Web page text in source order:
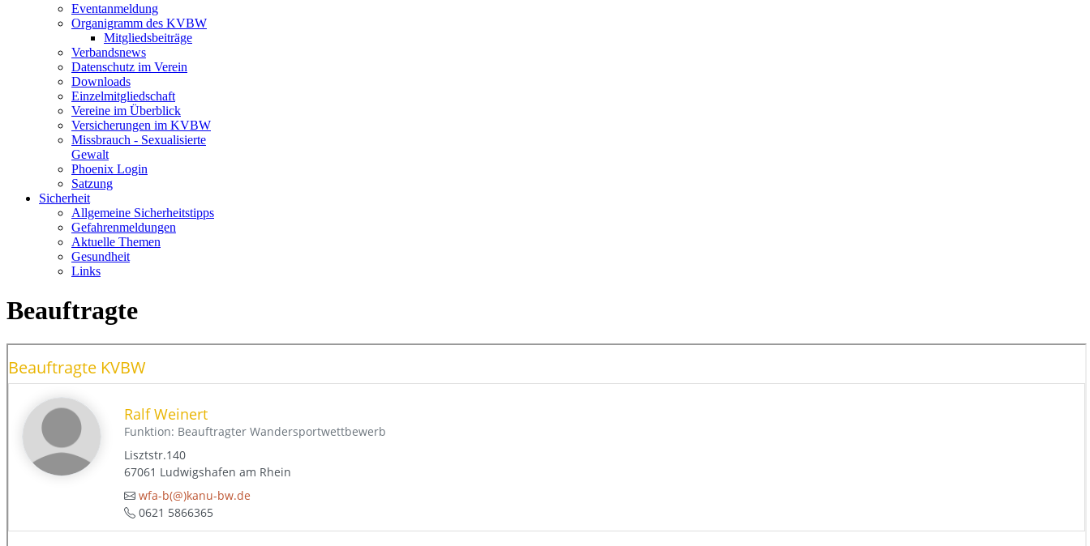
Eventanmeldung
Organigramm des KVBW
Mitgliedsbeiträge
Verbandsnews
Datenschutz im Verein
Downloads
Einzelmitgliedschaft
Vereine im Überblick
Versicherungen im KVBW
Missbrauch - Sexualisierte
Gewalt
Phoenix Login
Satzung
Sicherheit
Allgemeine Sicherheitstipps
Gefahrenmeldungen
Aktuelle Themen
Gesundheit
Links
Beauftragte